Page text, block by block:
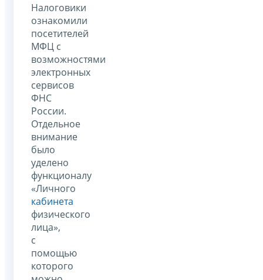
Налоговики
ознакомили
посетителей
МФЦ с
возможностями
электронных
сервисов
ФНС
России.
Отдельное
внимание
было
уделено
функционалу
«Личного
кабинета
физического
лица»,
с
помощью
которого